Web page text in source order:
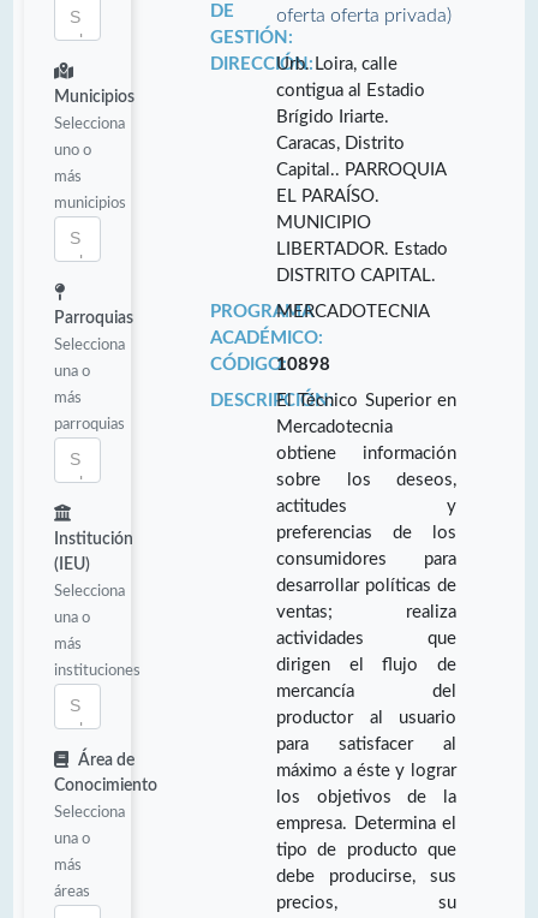
Municipios
Selecciona
uno o
más
municipios
Parroquias
Selecciona
una o
más
parroquias
Institución
(IEU)
Selecciona
una o
más
instituciones
Área de
Conocimiento
Selecciona
una o
más
áreas
DE
GESTIÓN:
oferta oferta privada)
DIRECCIÓN:Urb. Loira, calle
contigua al Estadio
Brígido Iriarte.
Caracas, Distrito
Capital.. PARROQUIA
EL PARAÍSO.
MUNICIPIO
LIBERTADOR. Estado
DISTRITO CAPITAL.
PROGRAMA
ACADÉMICO:
MERCADOTECNIA
CÓDIGO:10898
DESCRIPCIÓN:El Técnico Superior en
Mercadotecnia
obtiene información
sobre los deseos,
actitudes y
preferencias de los
consumidores para
desarrollar políticas de
ventas; realiza
actividades que
dirigen el flujo de
mercancía del
productor al usuario
para satisfacer al
máximo a éste y lograr
los objetivos de la
empresa. Determina el
tipo de producto que
debe producirse, sus
precios, su